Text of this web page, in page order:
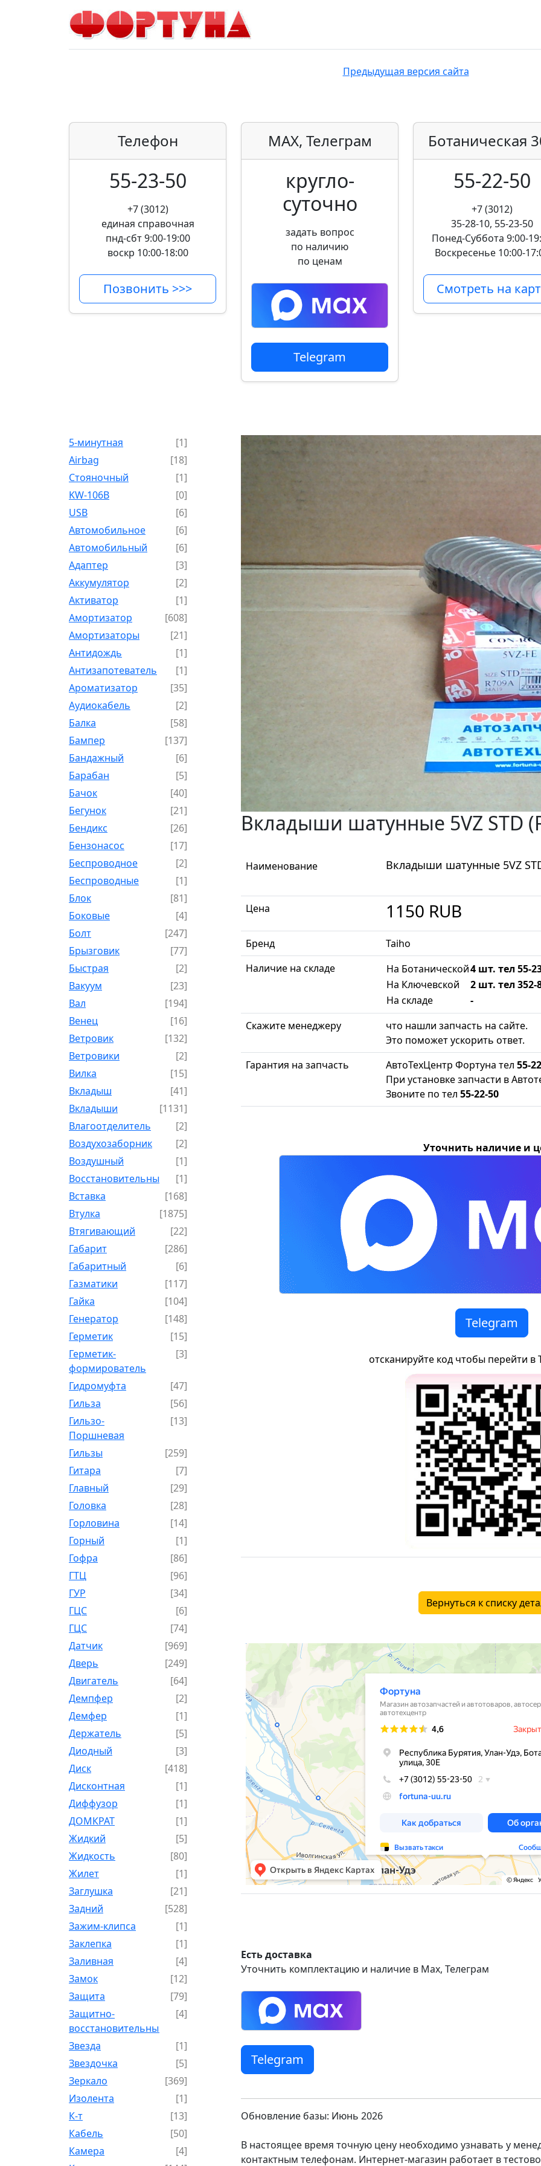
Предыдущая версия сайта
Телефон
55-23-50
+7 (3012)
единая справочная
пнд-сбт 9:00-19:00
воскр 10:00-18:00
Позвонить >>>
MAX, Телеграм
кругло­
суточно
задать вопрос
по наличию
по ценам
Telegram
Ботаническая
55-22-50
+7 (3012)
35-28-10, 55-23-50
Понед-Суббота 9:00-
Воскресенье 10:00-
Смотреть на
5-минутная
[1]
Airbag
[18]
Cтояночный
[1]
KW-106B
[0]
USB
[6]
Автомобильное
[6]
Автомобильный
[6]
Адаптер
[3]
Аккумулятор
[2]
Активатор
[1]
Амортизатор
[608]
Амортизаторы
[21]
Антидождь
[1]
Антизапотеватель
[1]
Ароматизатор
[35]
Аудиокабель
[2]
Балка
[58]
Бампер
[137]
Бандажный
[6]
Барабан
[5]
Бачок
[40]
Бегунок
[21]
Бендикс
[26]
Бензонасос
[17]
Беспроводное
[2]
Беспроводные
[1]
Блок
[81]
Боковые
[4]
Болт
[247]
Брызговик
[77]
Быстрая
[2]
Вакуум
[23]
Вал
[194]
Венец
[16]
Ветровик
[132]
Ветровики
[2]
Вилка
[15]
Вкладыш
[41]
Вкладыши
[1131]
Влагоотделитель
[2]
Воздухозаборник
[2]
Воздушный
[1]
Восстановительный
[1]
Вставка
[168]
Втулка
[1875]
Втягивающий
[22]
Габарит
[286]
Габаритный
[6]
Газматики
[117]
Гайка
[104]
Генератор
[148]
Герметик
[15]
Герметик-
формирователь
[3]
Гидромуфта
[47]
Гильза
[56]
Гильзо-
Поршневая
[13]
Гильзы
[259]
Гитара
[7]
Главный
[29]
Головка
[28]
Горловина
[14]
Горный
[1]
Гофра
[86]
ГТЦ
[96]
ГУР
[34]
ГЦC
[6]
ГЦС
[74]
Датчик
[969]
Дверь
[249]
Двигатель
[64]
Демпфер
[2]
Демфер
[1]
Держатель
[5]
Диодный
[3]
Диск
[418]
Дисконтная
[1]
Диффузор
[1]
ДОМКРАТ
[1]
Жидкий
[5]
Жидкость
[80]
Жилет
[1]
Заглушка
[21]
Задний
[528]
Зажим-клипса
[1]
Заклепка
[1]
Заливная
[4]
Замок
[12]
Защита
[79]
Защитно-
восстановительный
[4]
Звезда
[1]
Звездочка
[5]
Зеркало
[369]
Изолента
[1]
К-т
[13]
Кабель
[50]
Камера
[4]
Вкладыши шатунные 5VZ STD
Наименование Вкладыши шатунные 5VZ
Цена 1150 RUB
Бренд
Taiho
Наличие на складе
На Ботанической4 шт. тел 55-
На Ключевской
2 шт. тел 352-
На складе
-
Скажите менеджеру
что нашли запчасть на сайте.
Это поможет ускорить ответ.
Гарантия на запчасть
АвтоТехЦентр Фортуна тел 55-
При установке запчасти в
Звоните по тел 55-22-50
Уточнить наличие и
Telegram
отсканируйте код чтобы перейти в
Вернуться к списку
Есть доставка
Уточнить комплектацию и наличие в Max, Телеграм
Telegram
Обновление базы: Июнь 2026
В настоящее время точную цену необходимо узнавать у
контактным телефонам. Интернет-магазин работает в